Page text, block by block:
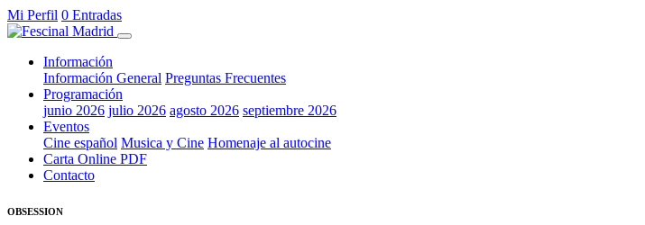
Mi Perfil 0 Entradas
Información
Información General Preguntas Frecuentes
Programación
junio 2026 julio 2026 agosto 2026 septiembre 2026
Eventos
Cine español Musica y Cine Homenaje al autocine
Carta Online PDF
Contacto
OBSESSION